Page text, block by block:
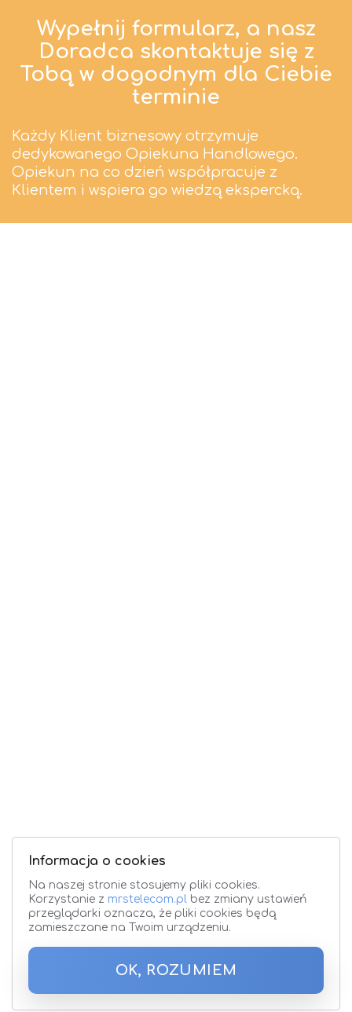
Wypełnij formularz, a nasz
Doradca skontaktuje się z
Tobą w dogodnym dla Ciebie
terminie
Każdy Klient biznesowy otrzymuje
dedykowanego Opiekuna Handlowego.
Opiekun na co dzień współpracuje z
Klientem i wspiera go wiedzą ekspercką.
Informacja o cookies
Na naszej stronie stosujemy pliki cookies.
Korzystanie z mrstelecom.pl bez zmiany ustawień
przeglądarki oznacza, że pliki cookies będą
zamieszczane na Twoim urządzeniu.
OK, ROZUMIEM